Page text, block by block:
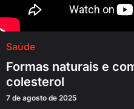
Saúde
Formas naturais e
colesterol
7 de agosto de 2025